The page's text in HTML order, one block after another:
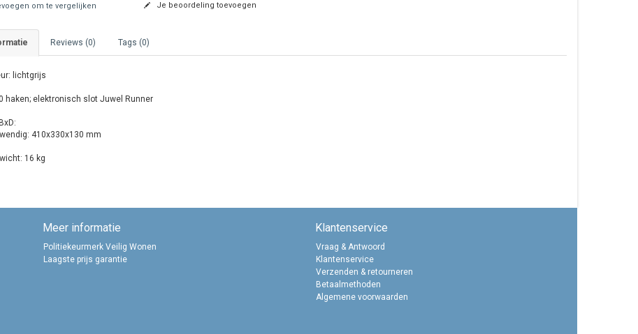
om te vergelijken Je beoordeling toevoegen
Reviews (0) Tags (0)
lichtgrijs
haken; elektronisch slot Juwel Runner
410x330x130 mm
16 kg
Meer informatie
Politiekeurmerk Veilig Wonen
Laagste prijs garantie
Klantenservice
Vraag & Antwoord
Klantenservice
Verzenden & retourneren
Betaalmethoden
Algemene voorwaarden